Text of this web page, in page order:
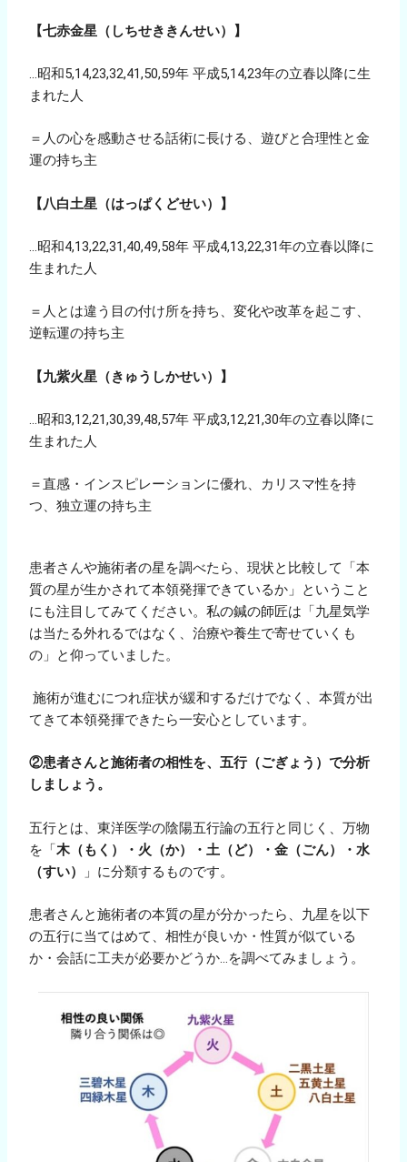
【七赤金星（しちせききんせい）】
…昭和5,14,23,32,41,50,59年 平成5,14,23年の立春以降に生
まれた人
＝人の心を感動させる話術に長ける、遊びと合理性と金
運の持ち主
【八白土星（はっぱくどせい）】
…昭和4,13,22,31,40,49,58年 平成4,13,22,31年の立春以降に
生まれた人
＝人とは違う目の付け所を持ち、変化や改革を起こす、
逆転運の持ち主
【九紫火星（きゅうしかせい）】
…昭和3,12,21,30,39,48,57年 平成3,12,21,30年の立春以降に
生まれた人
＝直感・インスピレーションに優れ、カリスマ性を持
つ、独立運の持ち主
患者さんや施術者の星を調べたら、現状と比較して「本
質の星が生かされて本領発揮できているか」ということ
にも注目してみてください。私の鍼の師匠は「九星気学
は当たる外れるではなく、治療や養生で寄せていくも
の」と仰っていました。
施術が進むにつれ症状が緩和するだけでなく、本質が出
てきて本領発揮できたら一安心としています。
②患者さんと施術者の相性を、五行（ごぎょう）で分析
しましょう。
五行とは、東洋医学の陰陽五行論の五行と同じく、万物
を「木（もく）・火（か）・土（ど）・金（ごん）・水
（すい）
」に分類するものです。
患者さんと施術者の本質の星が分かったら、九星を以下
の五行に当てはめて、相性が良いか・性質が似ている
か・会話に工夫が必要かどうか…を調べてみましょう。